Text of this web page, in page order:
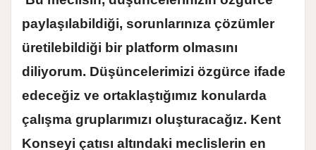
paylaşılabildiği, sorunlarınıza çözümler
üretilebildiği bir platform olmasını
diliyorum. Düşüncelerimizi özgürce ifade
edeceğiz ve ortaklaştığımız konularda
çalışma gruplarımızı oluşturacağız. Kent
Konseyi çatısı altındaki meclislerin en